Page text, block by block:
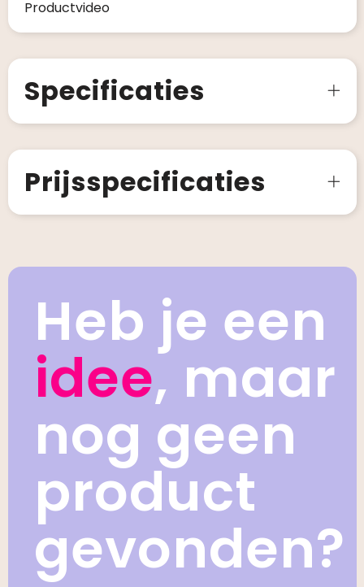
Productvideo
Specificaties
Prijsspecificaties
Heb je een
idee, maar
nog geen
product
gevonden?